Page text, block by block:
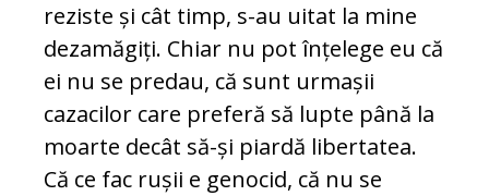
reziste și cât timp, s-au uitat la mine
dezamăgiți. Chiar nu pot înțelege eu că
ei nu se predau, că sunt urmașii
cazacilor care preferă să lupte până la
moarte decât să-și piardă libertatea.
Că ce fac rușii e genocid, că nu se